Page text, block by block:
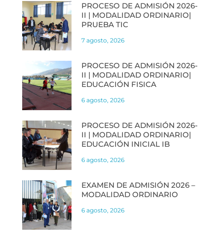
PROCESO DE ADMISIÓN 2026-
II | MODALIDAD ORDINARIO|
PRUEBA TIC
7 agosto, 2026
PROCESO DE ADMISIÓN 2026-
II | MODALIDAD ORDINARIO|
EDUCACIÓN FISICA
6 agosto, 2026
PROCESO DE ADMISIÓN 2026-
II | MODALIDAD ORDINARIO|
EDUCACIÓN INICIAL IB
6 agosto, 2026
EXAMEN DE ADMISIÓN 2026 –
MODALIDAD ORDINARIO
6 agosto, 2026